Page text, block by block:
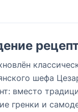
шефа
вместо
гренки и